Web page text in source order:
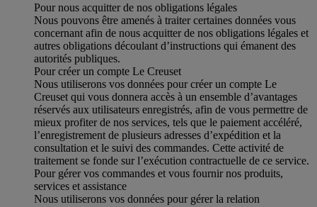
Pour nous acquitter de nos obligations légales
Nous pouvons être amenés à traiter certaines données vous
concernant afin de nous acquitter de nos obligations légales et
autres obligations découlant d’instructions qui émanent des
autorités publiques.
Pour créer un compte Le Creuset
Nous utiliserons vos données pour créer un compte Le
Creuset qui vous donnera accès à un ensemble d’avantages
réservés aux utilisateurs enregistrés, afin de vous permettre de
mieux profiter de nos services, tels que le paiement accéléré,
l’enregistrement de plusieurs adresses d’expédition et la
consultation et le suivi des commandes. Cette activité de
traitement se fonde sur l’exécution contractuelle de ce service.
Pour gérer vos commandes et vous fournir nos produits,
services et assistance
Nous utiliserons vos données pour gérer la relation